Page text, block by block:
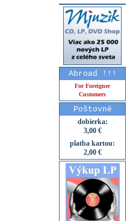
Abroad !!!
For Foreigner
Customers
Poštovné
dobierka:
3,00 €
platba kartou:
2,00 €